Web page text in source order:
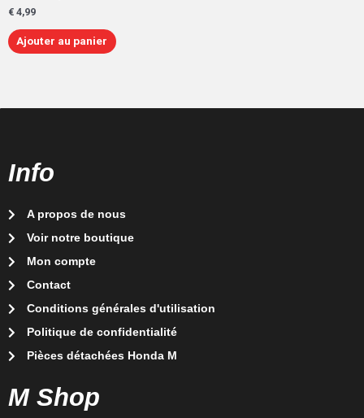
€ 4,99
Ajouter au panier
Info
A propos de nous
Voir notre boutique
Mon compte
Contact
Conditions générales d'utilisation
Politique de confidentialité
Pièces détachées Honda M
M Shop